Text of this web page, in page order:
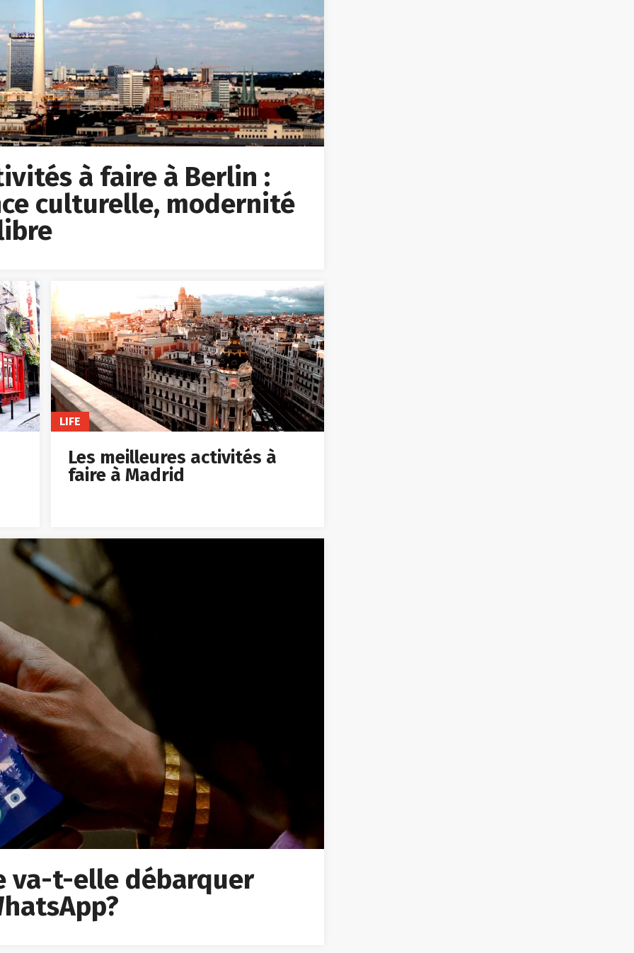
à faire à Berlin :
culturelle, modernité
LIFE
Les meilleures activités à
faire à Madrid
va-t-elle débarquer